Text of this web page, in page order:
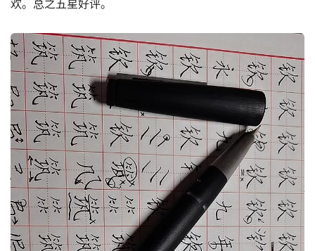
欢。总之五星好评。